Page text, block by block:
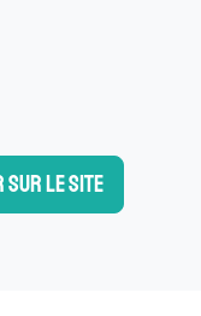
sur le site